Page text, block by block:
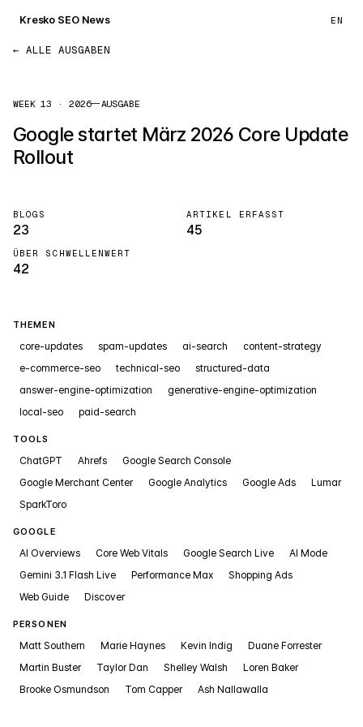
Kresko SEO News EN
← ALLE AUSGABEN
WEEK 13 · 2026—AUSGABE
Google startet März 2026 Core Update
Rollout
BLOGS
23
ARTIKEL ERFASST
45
ÜBER SCHWELLENWERT
42
THEMEN
core-updates spam-updates ai-search
content-strategy
e-commerce-seo
technical-seo
structured-data
answer-engine-optimization
generative-engine-optimization
local-seo
paid-search
TOOLS
ChatGPT Ahrefs
Google Search Console
Google Merchant Center
Google Analytics Google Ads
Lumar
SparkToro
GOOGLE
AI Overviews Core Web Vitals Google Search Live
AI Mode
Gemini 3.1 Flash Live
Performance Max
Shopping Ads
Web Guide
Discover
PERSONEN
Matt Southern Marie Haynes Kevin Indig
Duane Forrester
Martin Buster
Taylor Dan Shelley Walsh
Loren Baker
Brooke Osmundson
Tom Capper Ash Nallawalla